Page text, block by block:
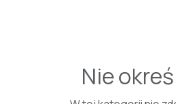
Nie